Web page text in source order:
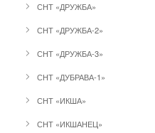
СНТ «ДРУЖБА»
СНТ «ДРУЖБА-2»
СНТ «ДРУЖБА-3»
СНТ «ДУБРАВА-1»
СНТ «ИКША»
СНТ «ИКШАНЕЦ»